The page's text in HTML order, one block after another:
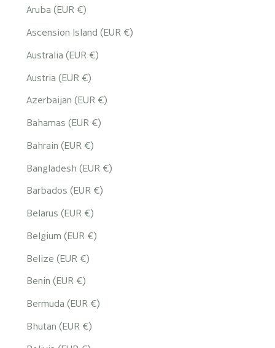
Aruba (EUR €)
Ascension Island (EUR €)
Australia (EUR €)
Austria (EUR €)
Azerbaijan (EUR €)
Bahamas (EUR €)
Bahrain (EUR €)
Bangladesh (EUR €)
Barbados (EUR €)
Belarus (EUR €)
Belgium (EUR €)
Belize (EUR €)
Benin (EUR €)
Bermuda (EUR €)
Bhutan (EUR €)